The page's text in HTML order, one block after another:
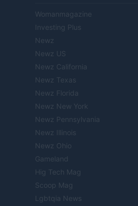
Womanmagazine
Investing Plus
Newz
Newz US
Newz California
Newz Texas
Newz Florida
Newz New York
Newz Pennsylvania
Newz Illinois
Newz Ohio
Gameland
Hig Tech Mag
Scoop Mag
Lgbtqia News